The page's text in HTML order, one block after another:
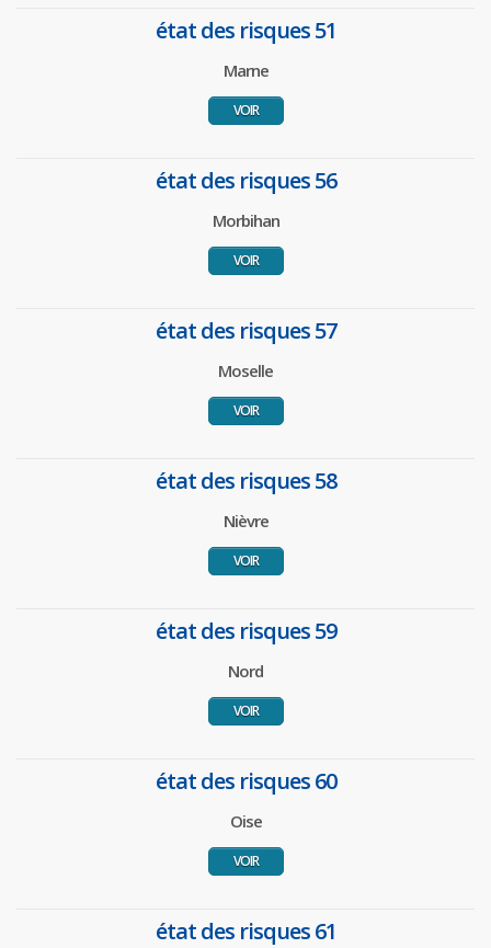
état des risques 51
Marne
VOIR
état des risques 56
Morbihan
VOIR
état des risques 57
Moselle
VOIR
état des risques 58
Nièvre
VOIR
état des risques 59
Nord
VOIR
état des risques 60
Oise
VOIR
état des risques 61